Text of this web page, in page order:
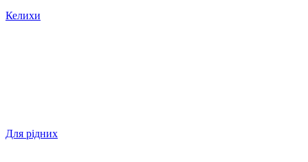
Келихи
Для рідних